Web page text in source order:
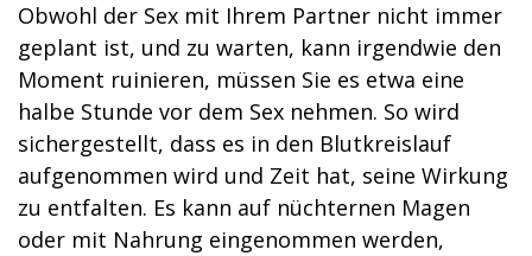
Obwohl der Sex mit Ihrem Partner nicht immer
geplant ist, und zu warten, kann irgendwie den
Moment ruinieren, müssen Sie es etwa eine
halbe Stunde vor dem Sex nehmen. So wird
sichergestellt, dass es in den Blutkreislauf
aufgenommen wird und Zeit hat, seine Wirkung
zu entfalten. Es kann auf nüchternen Magen
oder mit Nahrung eingenommen werden,